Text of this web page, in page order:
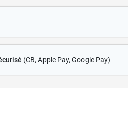
(CB, Apple Pay, Google Pay)